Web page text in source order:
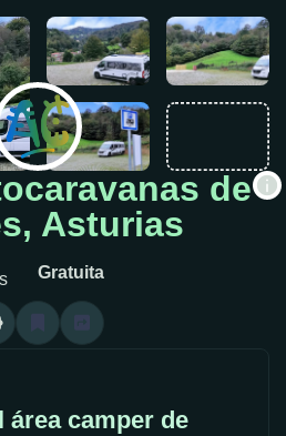
de
Asturias
Gratuita
área camper de